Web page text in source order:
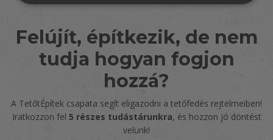
Felújít, építkezik, de nem
tudja hogyan fogjon
hozzá?
A TetőtÉpítek csapata segít eligazodni a tetőfedés rejtelmeiben!
Iratkozzon fel 5 részes tudástárunkra, és hozzon jó döntést
velünk!